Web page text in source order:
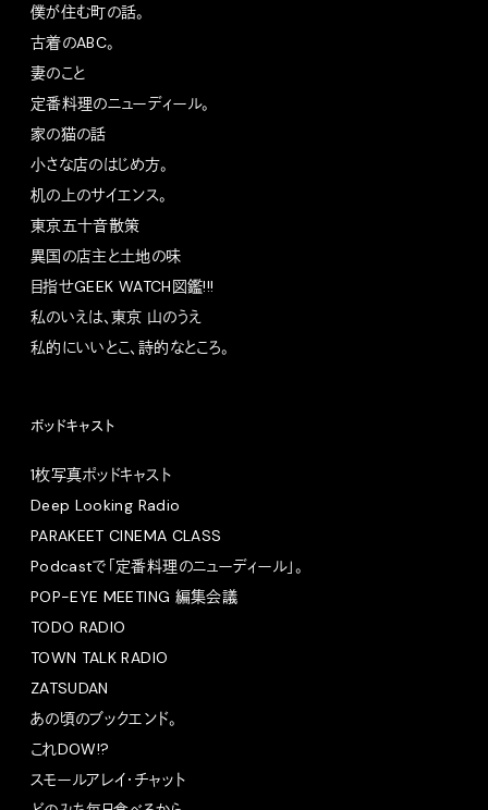
僕が住む町の話。
古着のABC。
妻のこと
定番料理のニューディール。
家の猫の話
小さな店のはじめ方。
机の上のサイエンス。
東京五十音散策
異国の店主と土地の味
目指せGEEK WATCH図鑑!!!
私のいえは、東京 山のうえ
私的にいいとこ、詩的なところ。
ポッドキャスト
1枚写真ポッドキャスト
Deep Looking Radio
PARAKEET CINEMA CLASS
Podcastで「定番料理のニューディール」。
POP-EYE MEETING 編集会議
TODO RADIO
TOWN TALK RADIO
ZATSUDAN
あの頃のブックエンド。
これDOW!?
スモールアレイ・チャット